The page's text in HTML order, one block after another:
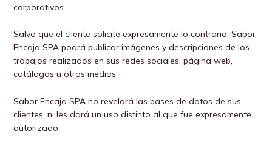
corporativos.
Salvo que el cliente solicite expresamente lo contrario, Sabor
Encaja SPA podrá publicar imágenes y descripciones de los
trabajos realizados en sus redes sociales, página web,
catálogos u otros medios.
Sabor Encaja SPA no revelará las bases de datos de sus
clientes, ni les dará un uso distinto al que fue expresamente
autorizado.